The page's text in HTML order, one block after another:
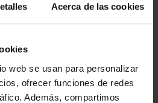
Acerca de las cookies
web se usan para personalizar
ofrecer funciones de redes
Además, compartimos
Sólo para usuarios
registrados